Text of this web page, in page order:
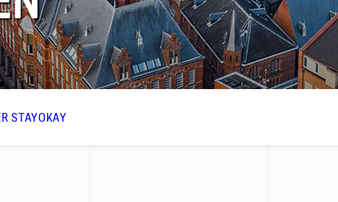
STAYOKAY